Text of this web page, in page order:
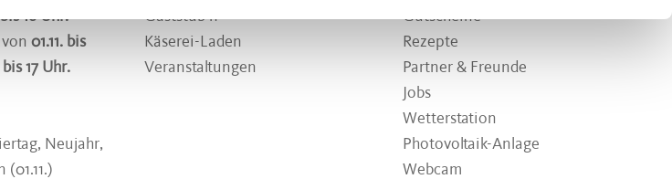
18 Uhr.
01.11. bis
17 Uhr.
Neujahr,
Gaststub’n
Käserei-Laden
Veranstaltungen
Gutscheine
Rezepte
Partner & Freunde
Jobs
Wetterstation
Photovoltaik-Anlage
Webcam